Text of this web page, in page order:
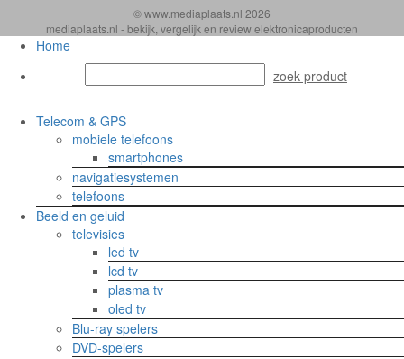
© www.mediaplaats.nl 2026
mediaplaats.nl - bekijk, vergelijk en review elektronicaproducten
Home
Telecom & GPS
mobiele telefoons
smartphones
navigatiesystemen
telefoons
Beeld en geluid
televisies
led tv
lcd tv
plasma tv
oled tv
Blu-ray spelers
DVD-spelers